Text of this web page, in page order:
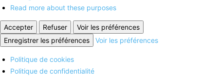
Read more about these purposes
Accepter Refuser
Voir les préférences
Enregistrer les préférences
Voir les préférences
Politique de cookies
Politique de confidentialité